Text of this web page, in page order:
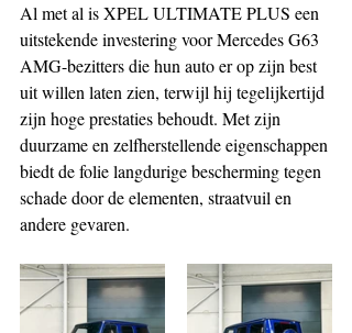
Al met al is XPEL ULTIMATE PLUS een
uitstekende investering voor Mercedes G63
AMG-bezitters die hun auto er op zijn best
uit willen laten zien, terwijl hij tegelijkertijd
zijn hoge prestaties behoudt. Met zijn
duurzame en zelfherstellende eigenschappen
biedt de folie langdurige bescherming tegen
schade door de elementen, straatvuil en
andere gevaren.